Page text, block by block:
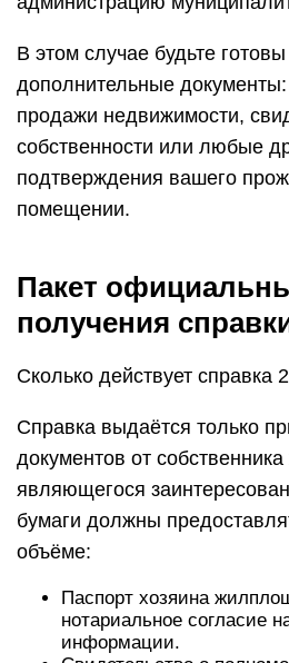
В этом случае будьте
дополнительные
продажи недвижимости,
собственности или любые
подтверждения вашего
помещении.
Пакет
получения
Сколько действует справка
Справка выдаётся только
документов от
являющегося
бумаги должны
объёме:
Паспорт хозяина
нотариальное согласие
информации.